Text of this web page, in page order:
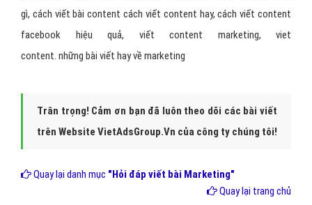
gì, cách viết bài contentcách viết content hay,cách viết content
facebook hiệu quả, viết content marketing, viet
content. những bài viết hay về marketing
Trân trọng! Cảm ơn bạn đã luôn theo dõi các bài viết
trên Website VietAdsGroup.Vn của công ty chúng tôi!
Quay lại danh mục "Hỏi đáp viết bài Marketing"
Quay lại trang chủ